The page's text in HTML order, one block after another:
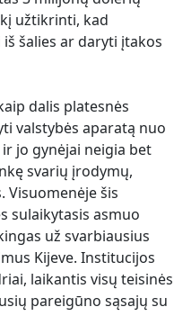
užtikrinti, kad
šalies ar daryti įtakos
dalis platesnės
valstybės aparatą nuo
jo gynėjai neigia bet
svarių įrodymų,
Visuomenėje šis
sulaikytasis asmuo
už svarbiausius
Kijeve. Institucijos
laikantis visų teisinės
pareigūno sąsajų su